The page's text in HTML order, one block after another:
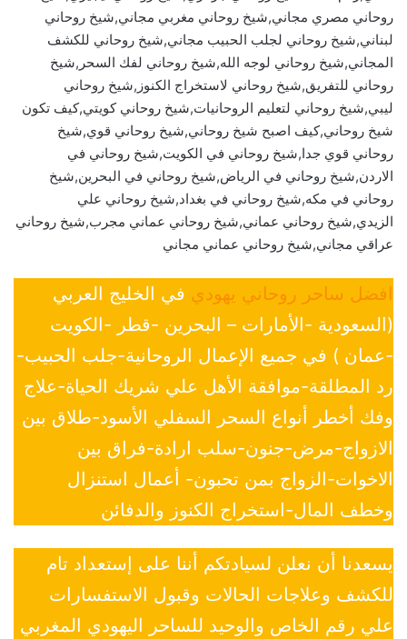
روحاني مصري مجاني,شيخ روحاني مغربي مجاني,شيخ روحاني
لبناني,شيخ روحاني لجلب الحبيب مجاني,شيخ روحاني للكشف
المجاني,شيخ روحاني لوجه الله,شيخ روحاني لفك السحر,شيخ
روحاني للتفريق,شيخ روحاني لاستخراج الكنوز,شيخ روحاني
ليبي,شيخ روحاني لتعليم الروحانيات,شيخ روحاني كويتي,كيف تكون
شيخ روحاني,كيف اصبح شيخ روحاني,شيخ روحاني قوي,شيخ
روحاني قوي جدا,شيخ روحاني في الكويت,شيخ روحاني في
الاردن,شيخ روحاني في الرياض,شيخ روحاني في البحرين,شيخ
روحاني في مكه,شيخ روحاني في بغداد,شيخ روحاني علي
الزيدي,شيخ روحاني عماني,شيخ روحاني عماني مجرب,شيخ روحاني
عراقي مجاني,شيخ روحاني عماني مجاني
افضل ساحر روحاني يهودي في الخليج العربي
(السعودية -الأمارات – البحرين -قطر -الكويت
-عمان ) في جميع الإعمال الروحانية-جلب الحبيب-
رد المطلقة-موافقة الأهل علي شريك الحياة-علاج
وفك أخطر أنواع السحر السفلي الأسود-طلاق بين
الازواج-مرض-جنون-سلب ارادة-فراق بين
الاخوات-الزواج بمن تحبون- أعمال استنزال
وخطف المال-استخراج الكنوز والدفائن
يسعدنا أن نعلن لسيادتكم أننا على إستعداد تام
للكشف وعلاجات الحالات وقبول الاستفسارات
علي رقم الخاص والوحيد للساحر اليهودي المغربي